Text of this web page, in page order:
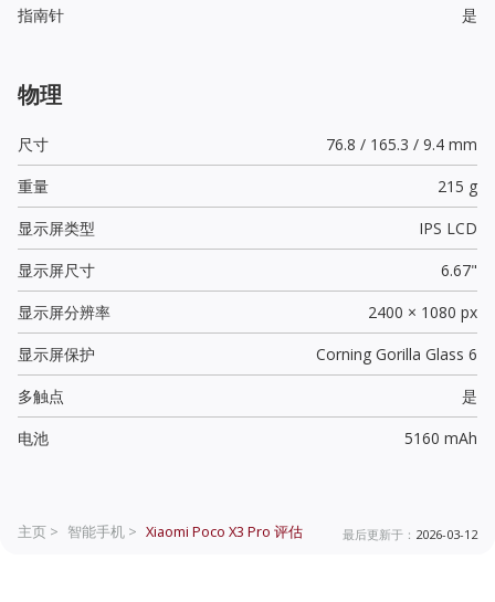
指南针
是
物理
尺寸
76.8 / 165.3 / 9.4 mm
重量
215 g
显示屏类型
IPS LCD
显示屏尺寸
6.67"
显示屏分辨率
2400 × 1080 px
显示屏保护
Corning Gorilla Glass 6
多触点
是
电池
5160 mAh
主页 > 智能手机 > Xiaomi Poco X3 Pro 评估 最后更新于： 2026-03-12